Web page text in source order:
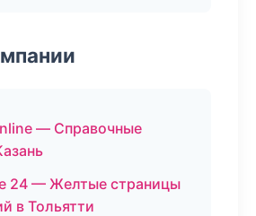
— Справочные
24 — Желтые страницы
в Тольятти